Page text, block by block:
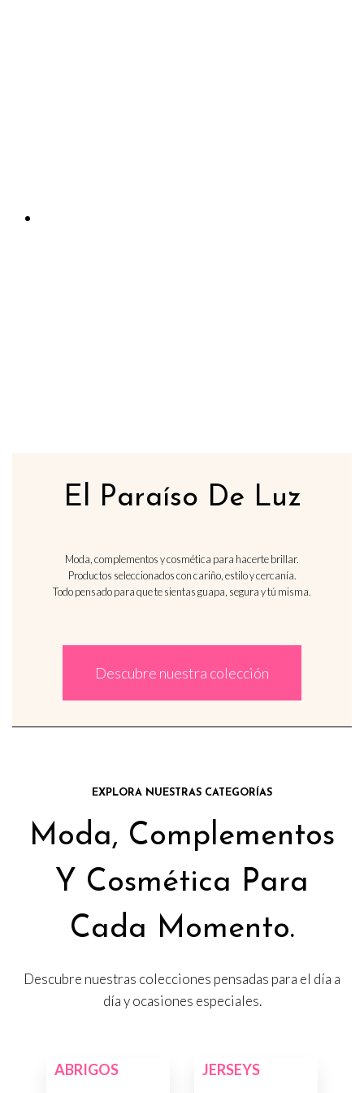
El Paraíso De Luz
Moda, complementos y cosmética para hacerte brillar.
Productos seleccionados con cariño, estilo y cercanía.
Todo pensado para que te sientas guapa, segura y tú misma.
Descubre nuestra colección
EXPLORA NUESTRAS CATEGORÍAS
Moda, Complementos
Y Cosmética Para
Cada Momento.
Descubre nuestras colecciones pensadas para el día a
día y ocasiones especiales.
ABRIGOS JERSEYS